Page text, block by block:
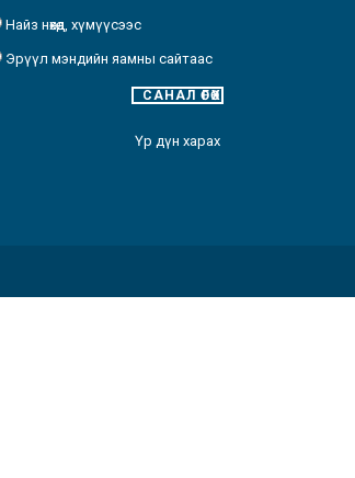
Найз нөхөд, хүмүүсээс
Эрүүл мэндийн яамны сайтаас
Үр дүн харах